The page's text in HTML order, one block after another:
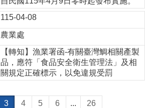
115-04-08
農業處
【轉知】漁業署函-有關臺灣鯛相關產製
品，應符「食品安全衛生管理法」及相
關規定正確標示，以免違規受罰
3 4 5 6 ... 26